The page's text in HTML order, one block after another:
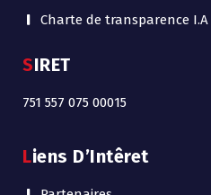
Charte de transparence I.A
SIRET
751 557 075 00015
Liens D’Intêret